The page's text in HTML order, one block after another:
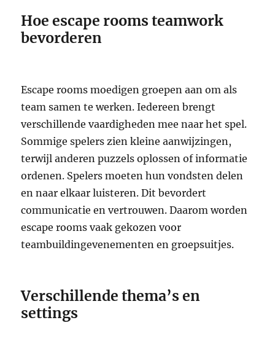
Hoe escape rooms teamwork
bevorderen
Escape rooms moedigen groepen aan om als
team samen te werken. Iedereen brengt
verschillende vaardigheden mee naar het spel.
Sommige spelers zien kleine aanwijzingen,
terwijl anderen puzzels oplossen of informatie
ordenen. Spelers moeten hun vondsten delen
en naar elkaar luisteren. Dit bevordert
communicatie en vertrouwen. Daarom worden
escape rooms vaak gekozen voor
teambuildingevenementen en groepsuitjes.
Verschillende thema’s en
settings